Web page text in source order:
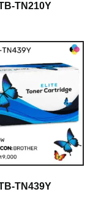
TN210Y
TN439Y